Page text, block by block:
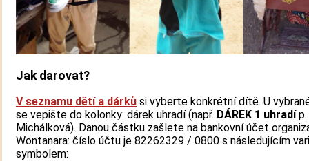
Jak darovat?
V seznamu dětí a dárků si vyberte konkrétní dítě. U
se vepište do kolonky: dárek uhradí (např. DÁREK 1 uhradíp.
Michálková). Danou částku zašlete na bankovní účet
Wontanara: číslo účtu je 82262329 / 0800 s následujícím
symbolem: